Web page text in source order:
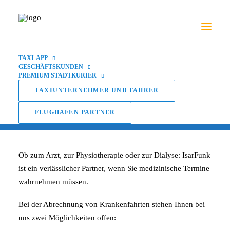
TAXI-APP
GESCHÄFTSKUNDEN
PREMIUM STADTKURIER
TAXIUNTERNEHMER UND FAHRER
FLUGHAFEN PARTNER
Krankenfahrten
Ob zum Arzt, zur Physiotherapie oder zur Dialyse: IsarFunk
ist ein verlässlicher Partner, wenn Sie medizinische Termine
wahrnehmen müssen.
Bei der Abrechnung von Krankenfahrten stehen Ihnen bei
uns zwei Möglichkeiten offen: